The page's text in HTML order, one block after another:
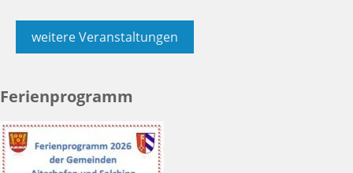
weitere Veranstaltungen
Ferienprogramm